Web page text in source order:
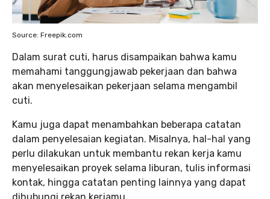
Source: Freepik.com
Dalam surat cuti, harus disampaikan bahwa kamu
memahami tanggungjawab pekerjaan dan bahwa
akan menyelesaikan pekerjaan selama mengambil
cuti.
Kamu juga dapat menambahkan beberapa catatan
dalam penyelesaian kegiatan. Misalnya, hal-hal yang
perlu dilakukan untuk membantu rekan kerja kamu
menyelesaikan proyek selama liburan, tulis informasi
kontak, hingga catatan penting lainnya yang dapat